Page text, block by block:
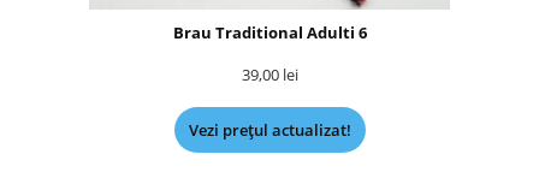
Brau Traditional Adulti 6
39,00 lei
Vezi prețul actualizat!